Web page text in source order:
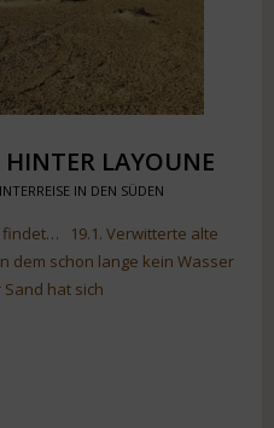
LAYOUNE
IN DEN SÜDEN
findet… 19.1. Verwitterte alte
dem schon lange kein Wasser
hat sich